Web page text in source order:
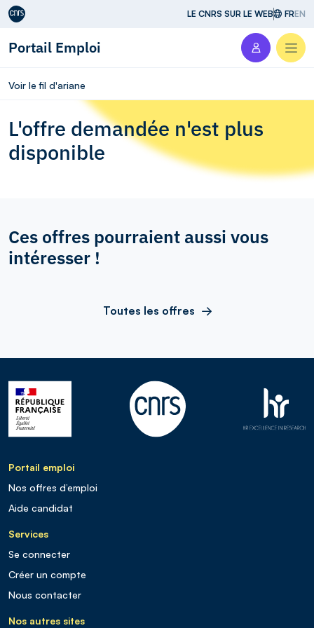
Aller au contenu LE CNRS SUR LE WEB FREN
Portail Emploi
Voir le fil d'ariane
L'offre demandée n'est plus
disponible
Ces offres pourraient aussi vous
intéresser !
Toutes les offres
Portail emploi
Nos offres d’emploi
Aide candidat
Services
Se connecter
Créer un compte
Nous contacter
Nos autres sites